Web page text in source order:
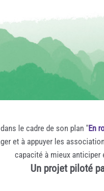
le cadre de son plan "En
et à appuyer les
capacité à mieux anticiper
Un projet piloté